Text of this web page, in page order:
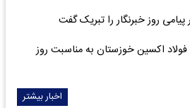
روز خبرنگار را تبریک گفت
اکسین خوزستان به مناسبت روز
اخبار بیشتر